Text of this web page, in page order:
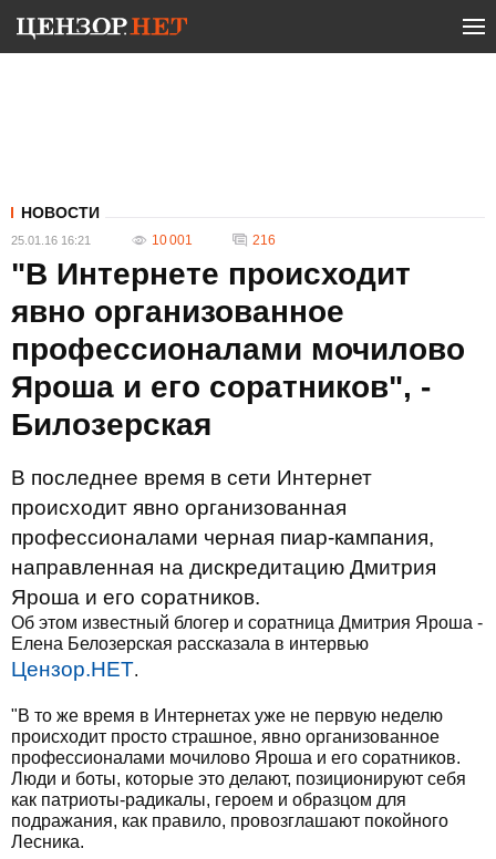
НОВОСТИ
25.01.16 16:21 10 001 216
"В Интернете происходит
явно организованное
профессионалами мочилово
Яроша и его соратников", -
Билозерская
В последнее время в сети Интернет
происходит явно организованная
профессионалами черная пиар-кампания,
направленная на дискредитацию Дмитрия
Яроша и его соратников.
Об этом известный блогер и соратница Дмитрия Яроша -
Елена Белозерская рассказала в интервью
Цензор.НЕТ.
"В то же время в Интернетах уже не первую неделю
происходит просто страшное, явно организованное
профессионалами мочилово Яроша и его соратников.
Люди и боты, которые это делают, позиционируют себя
как патриоты-радикалы, героем и образцом для
подражания, как правило, провозглашают покойного
Лесника.